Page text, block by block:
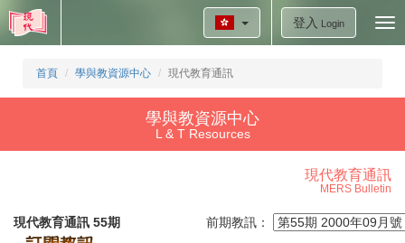
登入 Login
首頁 學與教資源中心 現代教育通訊
學與教資源中心
L & T Resources
現代教育通訊
MERS Bulletin
現代教育通訊 55期 前期教訊：